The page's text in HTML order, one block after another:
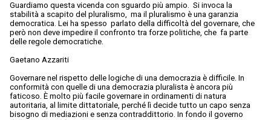
Guardiamo questa vicenda con sguardo più ampio. Si invoca la
stabilità a scapito del pluralismo, ma il pluralismo è una garanzia
democratica. Lei ha spesso parlato della difficoltà del governare, che
però non deve impedire il confronto tra forze politiche, che fa parte
delle regole democratiche.
Gaetano Azzariti
Governare nel rispetto delle logiche di una democrazia è difficile. In
conformità con quelle di una democrazia pluralista è ancora più
faticoso. È molto più facile governare in ordinamenti di natura
autoritaria, al limite dittatoriale, perché lì decide tutto un capo senza
bisogno di mediazioni e senza contraddittorio. In fondo il governo